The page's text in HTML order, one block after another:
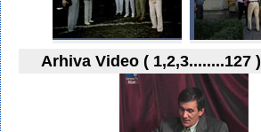
Arhiva Video ( 1,2,3........127 )